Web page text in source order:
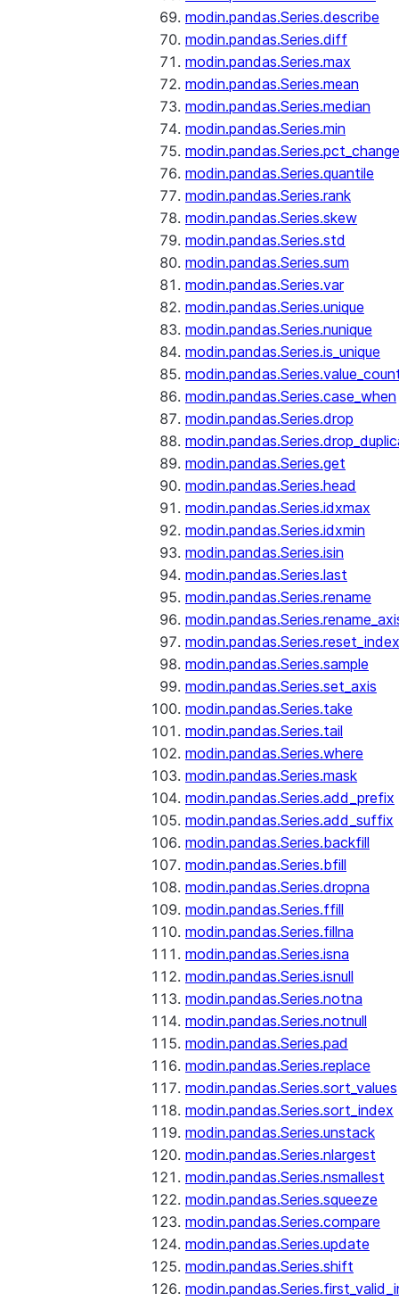
modin.pandas.Series.describe
modin.pandas.Series.diff
modin.pandas.Series.max
modin.pandas.Series.mean
modin.pandas.Series.median
modin.pandas.Series.min
modin.pandas.Series.pct_change
modin.pandas.Series.quantile
modin.pandas.Series.rank
modin.pandas.Series.skew
modin.pandas.Series.std
modin.pandas.Series.sum
modin.pandas.Series.var
modin.pandas.Series.unique
modin.pandas.Series.nunique
modin.pandas.Series.is_unique
modin.pandas.Series.case_when
modin.pandas.Series.drop
modin.pandas.Series.get
modin.pandas.Series.head
modin.pandas.Series.idxmax
modin.pandas.Series.idxmin
modin.pandas.Series.isin
modin.pandas.Series.last
modin.pandas.Series.rename
modin.pandas.Series.reset_index
modin.pandas.Series.sample
modin.pandas.Series.set_axis
modin.pandas.Series.take
modin.pandas.Series.tail
modin.pandas.Series.where
modin.pandas.Series.mask
modin.pandas.Series.add_prefix
modin.pandas.Series.add_suffix
modin.pandas.Series.backfill
modin.pandas.Series.bfill
modin.pandas.Series.dropna
modin.pandas.Series.ffill
modin.pandas.Series.fillna
modin.pandas.Series.isna
modin.pandas.Series.isnull
modin.pandas.Series.notna
modin.pandas.Series.notnull
modin.pandas.Series.pad
modin.pandas.Series.replace
modin.pandas.Series.sort_values
modin.pandas.Series.sort_index
modin.pandas.Series.unstack
modin.pandas.Series.nlargest
modin.pandas.Series.nsmallest
modin.pandas.Series.squeeze
modin.pandas.Series.compare
modin.pandas.Series.update
modin.pandas.Series.shift